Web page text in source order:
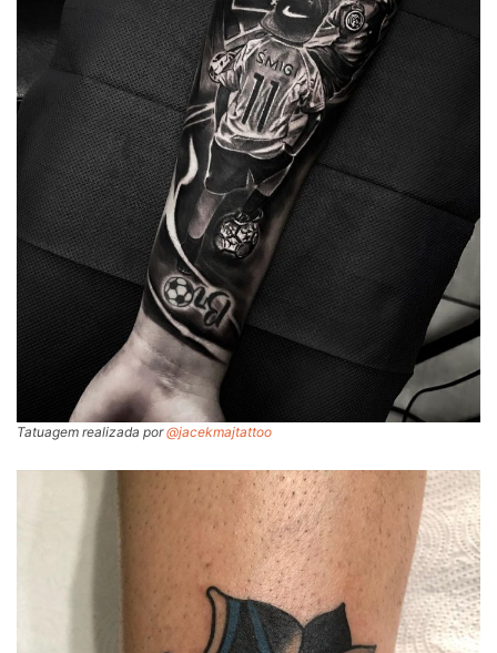
Tatuagem realizada por@jacekmajtattoo